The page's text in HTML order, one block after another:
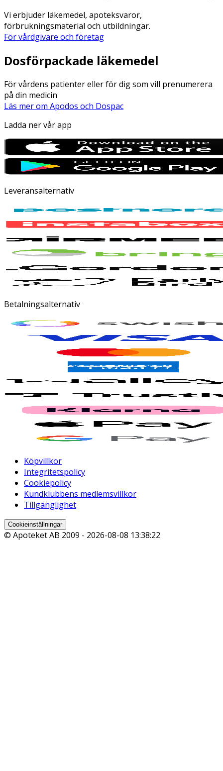
Vi erbjuder läkemedel, apoteksvaror,
förbrukningsmaterial och utbildningar.
För vårdgivare och företag
Dosförpackade läkemedel
För vårdens patienter eller för dig som vill prenumerera
på din medicin
Läs mer om Apodos och Dospac
Ladda ner vår app
Leveransalternativ
Betalningsalternativ
Köpvillkor
Integritetspolicy
Cookiepolicy
Kundklubbens medlemsvillkor
Tillgänglighet
Cookieinställningar
© Apoteket AB 2009 - 2026-08-08 13:38:22